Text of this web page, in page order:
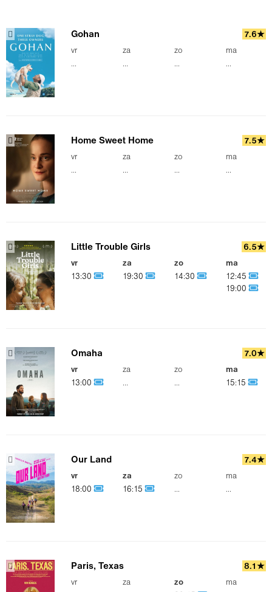
Gohan 7.6★
vr
...
za
...
zo
...
ma
...
Home Sweet Home 7.5★
vr
...
za
...
zo
...
ma
...
Little Trouble Girls 6.5★
vr
13:30
za
19:30
zo
14:30
ma
12:45
19:00
Omaha 7.0★
vr
13:00
za
...
zo
...
ma
15:15
Our Land 7.4★
vr
18:00
za
16:15
zo
...
ma
...
Paris, Texas 8.1★
vr
za
zo
ma